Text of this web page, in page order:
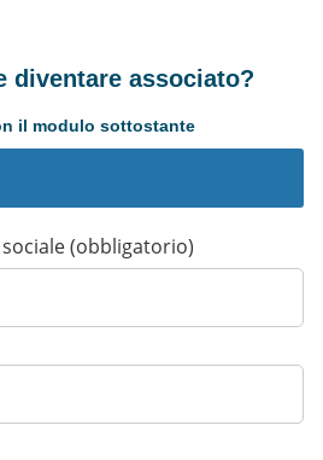
diventare associato?
il modulo sottostante
(obbligatorio)